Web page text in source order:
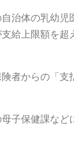
治体の乳幼
給上限額を
者からの「
子保健課など